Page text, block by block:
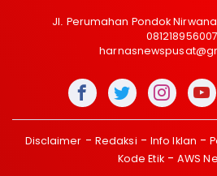
Jl. Perumahan Pondok
081218956007
Disclaimer Redaksi Info Iklan
Kode Etik
AWS